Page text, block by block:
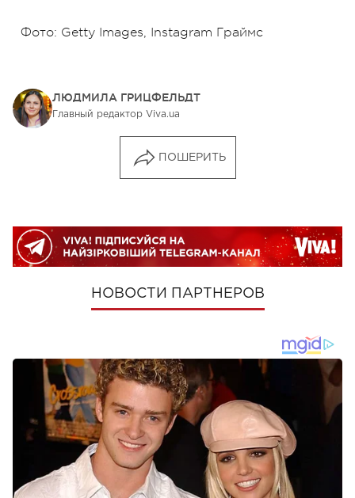
Фото: Getty Images, Instagram Граймс
ЛЮДМИЛА ГРИЦФЕЛЬДТ
Главный редактор Viva.ua
ПОШЕРИТЬ
НОВОСТИ ПАРТНЕРОВ